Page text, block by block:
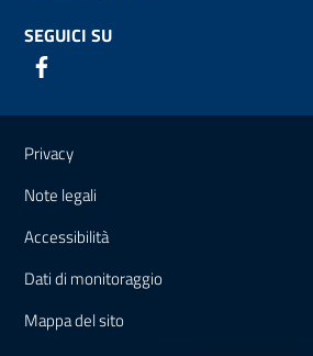
SEGUICI SU
Link e informazioni utili
Privacy
Note legali
Accessibilità
Dati di monitoraggio
Mappa del sito